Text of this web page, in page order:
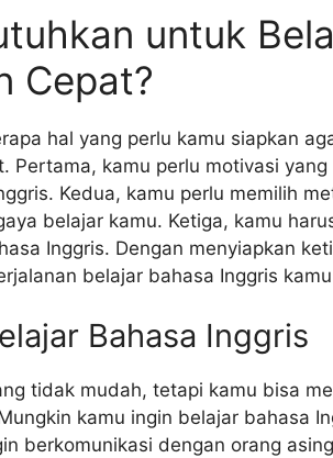
untuk
Cepat?
hal yang perlu kamu siapkan
Pertama, kamu perlu motivasi
Kedua, kamu perlu memilih
belajar kamu. Ketiga, kamu
Inggris. Dengan menyiapkan
belajar bahasa Inggris
Bahasa Inggris
tidak mudah, tetapi kamu bisa
kamu ingin belajar bahasa
berkomunikasi dengan orang